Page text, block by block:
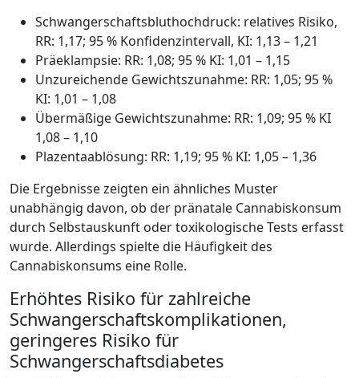
Schwangerschaftsbluthochdruck: relatives Risiko,
RR: 1,17; 95 % Konfidenzintervall, KI: 1,13 – 1,21
Präeklampsie: RR: 1,08; 95 % KI: 1,01 – 1,15
Unzureichende Gewichtszunahme: RR: 1,05; 95 %
KI: 1,01 – 1,08
Übermäßige Gewichtszunahme: RR: 1,09; 95 % KI
1,08 – 1,10
Plazentaablösung: RR: 1,19; 95 % KI: 1,05 – 1,36
Die Ergebnisse zeigten ein ähnliches Muster
unabhängig davon, ob der pränatale Cannabiskonsum
durch Selbstauskunft oder toxikologische Tests erfasst
wurde. Allerdings spielte die Häufigkeit des
Cannabiskonsums eine Rolle.
Erhöhtes Risiko für zahlreiche
Schwangerschaftskomplikationen,
geringeres Risiko für
Schwangerschaftsdiabetes